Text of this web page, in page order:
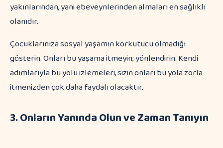
yakınlarından, yani ebeveynlerinden almaları en sağlıklı
olanıdır.
Çocuklarınıza sosyal yaşamın korkutucu olmadığı
gösterin. Onları bu yaşama itmeyin; yönlendirin. Kendi
adımlarıyla bu yolu izlemeleri, sizin onları bu yola zorla
itmenizden çok daha faydalı olacaktır.
3. Onların Yanında Olun ve Zaman Tanıyın